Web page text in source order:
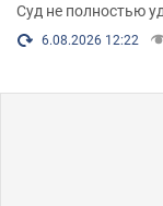
Суд не полностью
6.08.2026 12:22